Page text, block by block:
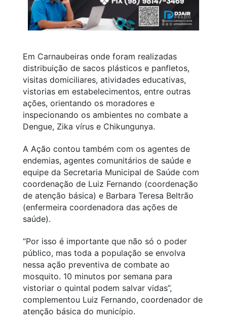
Em Carnaubeiras onde foram realizadas
distribuição de sacos plásticos e panfletos,
visitas domiciliares, atividades educativas,
vistorias em estabelecimentos, entre outras
ações, orientando os moradores e
inspecionando os ambientes no combate a
Dengue, Zika vírus e Chikungunya.
A Ação contou também com os agentes de
endemias, agentes comunitários de saúde e
equipe da Secretaria Municipal de Saúde com
coordenação de Luiz Fernando (coordenação
de atenção básica) e Barbara Teresa Beltrão
(enfermeira coordenadora das ações de
saúde).
“Por isso é importante que não só o poder
público, mas toda a população se envolva
nessa ação preventiva de combate ao
mosquito. 10 minutos por semana para
vistoriar o quintal podem salvar vidas”,
complementou Luiz Fernando, coordenador de
atenção básica do município.